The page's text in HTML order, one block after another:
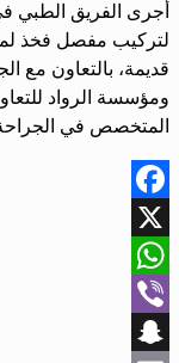
أجرى الفريق الطبي
لتركيب مفصل فخذ
قديمة، بالتعاون مع
ومؤسسة الرواد
المتخصص في
Facebook
X
WhatsApp
Viber